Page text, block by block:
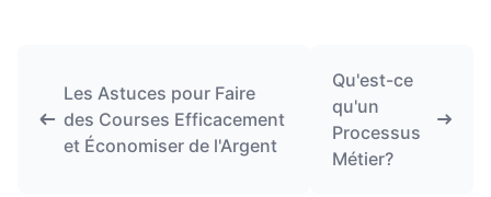
Les Astuces pour Faire
des Courses Efficacement
et Économiser de l'Argent
Qu'est-ce
qu'un
Processus
Métier?